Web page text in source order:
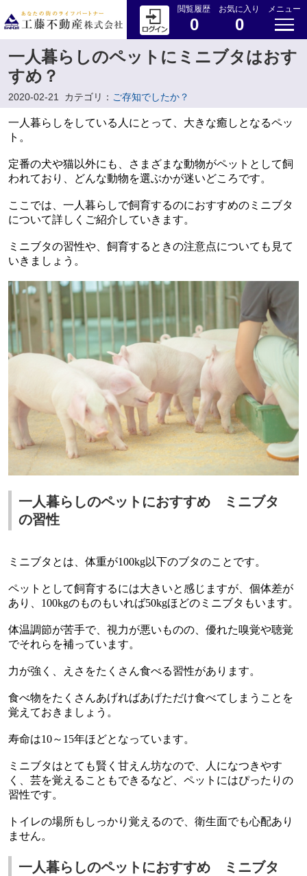
閲覧履歴
0
お気に入り
0
メニュー
一人暮らしのペットにミニブタはおす
すめ？
2020-02-21 カテゴリ： ご存知でしたか？
一人暮らしをしている人にとって、大きな癒しとなるペッ
ト。
定番の犬や猫以外にも、さまざまな動物がペットとして飼
われており、どんな動物を選ぶかが迷いどころです。
ここでは、一人暮らしで飼育するのにおすすめのミニブタ
について詳しくご紹介していきます。
ミニブタの習性や、飼育するときの注意点についても見て
いきましょう。
一人暮らしのペットにおすすめ ミニブタ
の習性
ミニブタとは、体重が100kg以下のブタのことです。
ペットとして飼育するには大きいと感じますが、個体差が
あり、 100kgのものもいれば50kgほどのミニブタもいます。
体温調節が苦手で、視力が悪いものの、優れた嗅覚や聴覚
でそれらを補っています。
力が強く、えさをたくさん食べる習性があります。
食べ物をたくさんあげればあげただけ食べてしまうことを
覚えておきましょう。
寿命は10～ 15年ほどとなっています。
ミニブタはとても賢く甘えん坊なので、人になつきやす
く、芸を覚えることもできるなど、ペットにはぴったりの
習性です。
トイレの場所もしっかり覚えるので、衛生面でも心配あり
ません。
一人暮らしのペットにおすすめ ミニブタ